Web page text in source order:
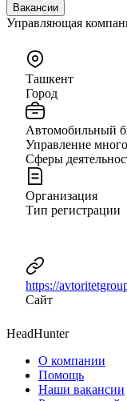
Вакансии
Управляющая
Ташкент
Город
Автомобильный
Управление
Сферы
Организация
Тип регистрации
https://
Сайт
HeadHunter
О компании
Помощь
Наши вакансии